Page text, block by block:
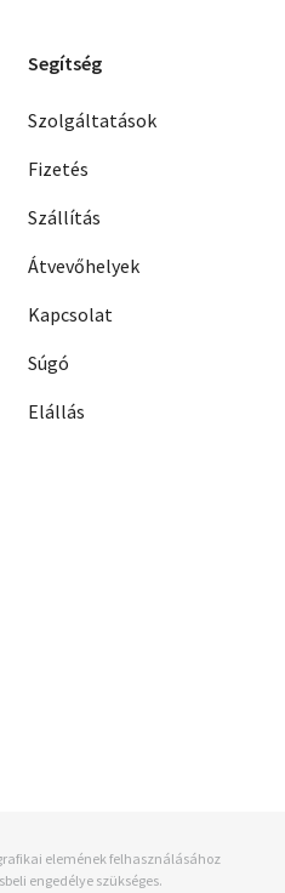
Segítség
Szolgáltatások
Fizetés
Szállítás
Átvevőhelyek
Kapcsolat
Súgó
Elállás
elemének felhasználásához
engedélye szükséges.